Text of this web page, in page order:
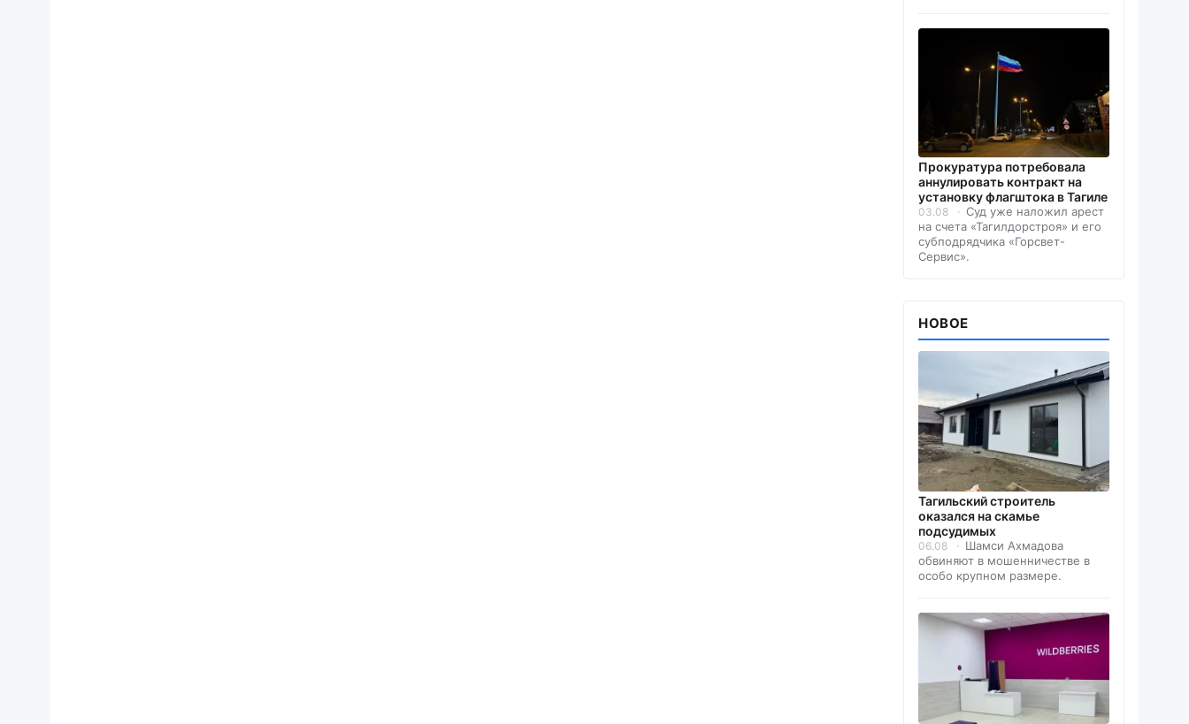
Прокуратура потребовала
аннулировать контракт на
установку флагштока в Тагиле
03.08
Суд уже наложил арест
на счета «Тагилдорстроя» и его
субподрядчика «Горсвет-
Сервис».
НОВОЕ
Тагильский строитель
оказался на скамье
подсудимых
06.08
Шамси Ахмадова
обвиняют в мошенничестве в
особо крупном размере.